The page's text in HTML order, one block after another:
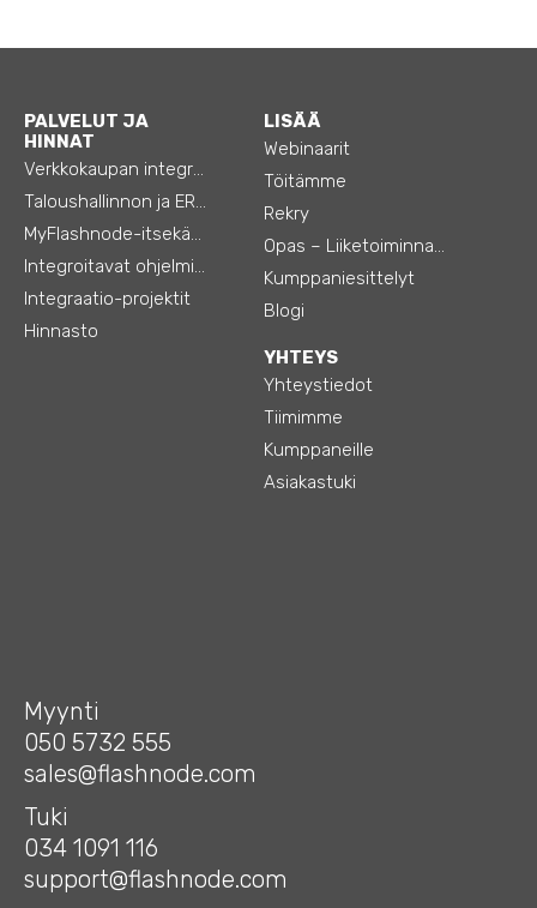
PALVELUT JA
HINNAT
Verkkokaupan integraatiot
Taloushallinnon ja ERP:n integraatiot
MyFlashnode-itsekäyttö-automaatio
Integroitavat ohjelmistot
Integraatio-projektit
Hinnasto
LISÄÄ
Webinaarit
Töitämme
Rekry
Opas – Liiketoiminnan tehostamiseen
Kumppaniesittelyt
Blogi
YHTEYS
Yhteystiedot
Tiimimme
Kumppaneille
Asiakastuki
Myynti
050 5732 555
sales@flashnode.com
Tuki
034 1091 116
support@flashnode.com